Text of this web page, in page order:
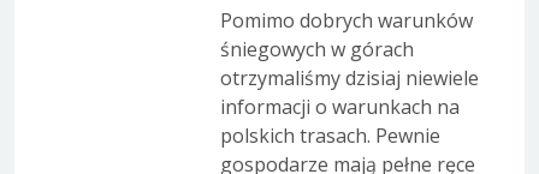
Pomimo dobrych warunków
śniegowych w górach
otrzymaliśmy dzisiaj niewiele
informacji o warunkach na
polskich trasach. Pewnie
gospodarze mają pełne ręce